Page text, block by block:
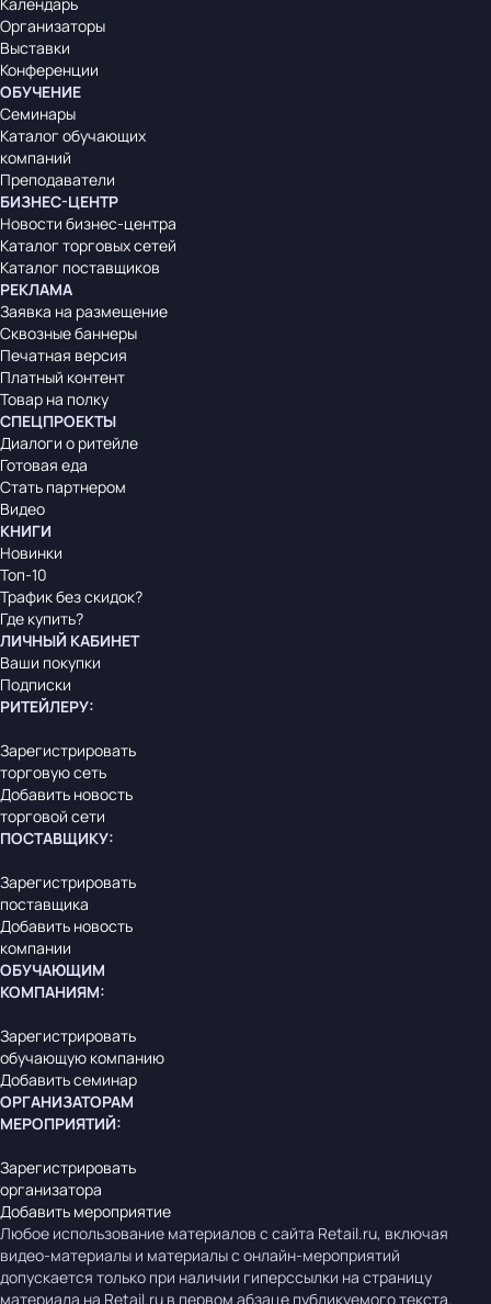
Календарь
Организаторы
Выставки
Конференции
ОБУЧЕНИЕ
Семинары
Каталог обучающих
компаний
Преподаватели
БИЗНЕС-ЦЕНТР
Новости бизнес-центра
Каталог торговых сетей
Каталог поставщиков
РЕКЛАМА
Заявка на размещение
Сквозные баннеры
Печатная версия
Платный контент
Товар на полку
СПЕЦПРОЕКТЫ
Диалоги о ритейле
Готовая еда
Стать партнером
Видео
КНИГИ
Новинки
Топ-10
Трафик без скидок?
Где купить?
ЛИЧНЫЙ КАБИНЕТ
Ваши покупки
Подписки
РИТЕЙЛЕРУ:
Зарегистрировать
торговую сеть
Добавить новость
торговой сети
ПОСТАВЩИКУ:
Зарегистрировать
поставщика
Добавить новость
компании
ОБУЧАЮЩИМ
КОМПАНИЯМ:
Зарегистрировать
обучающую компанию
Добавить семинар
ОРГАНИЗАТОРАМ
МЕРОПРИЯТИЙ:
Зарегистрировать
организатора
Добавить мероприятие
Любое использование материалов с сайта Retail.ru, включая
видео-материалы и материалы с онлайн-мероприятий
допускается только при наличии гиперссылки на страницу
материала на Retail.ru в первом абзаце публикуемого текста.